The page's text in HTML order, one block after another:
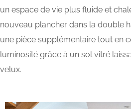
un espace de vie plus fluide et
nouveau plancher dans la double
une pièce supplémentaire tout en
luminosité grâce à un sol vitré
velux.